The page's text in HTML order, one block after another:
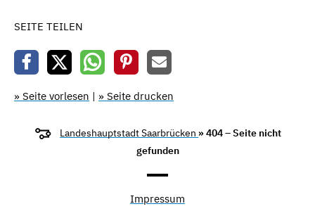
SEITE TEILEN
» Seite vorlesen | » Seite drucken
Landeshauptstadt Saarbrücken » 404 – Seite nicht
gefunden
Impressum